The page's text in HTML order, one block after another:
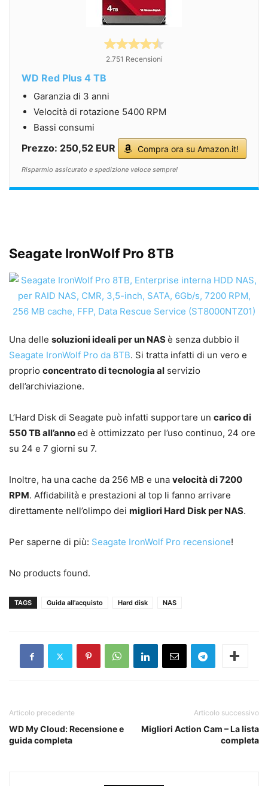
2.751 Recensioni
WD Red Plus 4 TB
Garanzia di 3 anni
Velocità di rotazione 5400 RPM
Bassi consumi
Prezzo: 250,52 EUR Compra ora su Amazon.it!
Risparmio assicurato e spedizione veloce sempre!
Seagate IronWolf Pro 8TB
Una delle soluzioni ideali per un NASè senza dubbio il
Seagate IronWolf Pro da 8TB. Si tratta infatti di un vero e
proprio concentrato di tecnologia al servizio
dell’archiviazione.
L’Hard Disk di Seagate può infatti supportare un carico di
550 TB all’annoed è ottimizzato per l’uso continuo, 24 ore
su 24 e 7 giorni su 7.
Inoltre, ha una cache da 256 MB e una velocità di 7200
RPM. Affidabilità e prestazioni al top li fanno arrivare
direttamente nell’olimpo dei migliori Hard Disk per NAS.
Per saperne di più: Seagate IronWolf Pro recensione!
No products found.
TAGS Guida all'acquisto Hard disk NAS
Articolo precedente
WD My Cloud: Recensione e
guida completa
Articolo successivo
Migliori Action Cam – La lista
completa